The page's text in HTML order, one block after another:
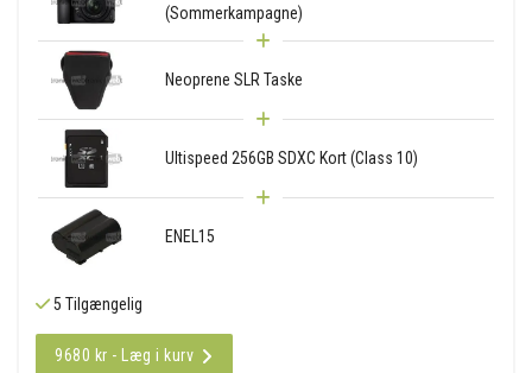
(Sommerkampagne)
Neoprene SLR Taske
Ultispeed 256GB SDXC Kort (Class 10)
ENEL15
5 Tilgængelig
9680 kr - Læg i kurv